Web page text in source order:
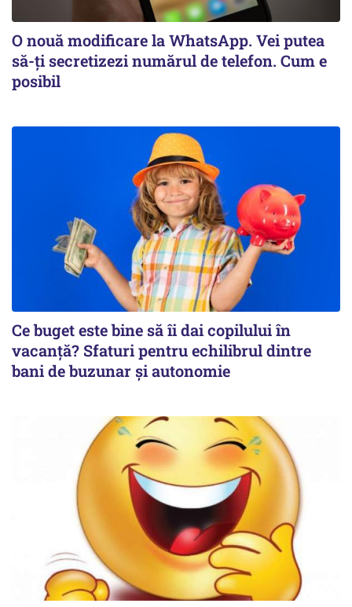
O nouă modificare la WhatsApp. Vei putea
să-ți secretizezi numărul de telefon. Cum e
posibil
Ce buget este bine să îi dai copilului în
vacanță? Sfaturi pentru echilibrul dintre
bani de buzunar și autonomie